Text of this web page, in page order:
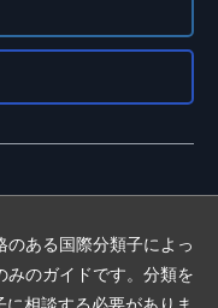
のある国際分類子によっ
みのガイドです。分類を